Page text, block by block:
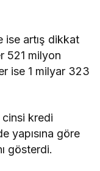
ise artış dikkat
521 milyon
ise 1 milyar 323
kredi
yapısına göre
gösterdi.